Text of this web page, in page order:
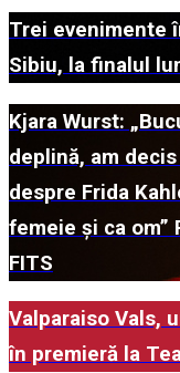
Trei evenimente
Sibiu, la finalul
Kjara Wurst:
deplină, am
despre Frida
femeie și ca om”
FITS
Valparaiso Vals,
în premieră la